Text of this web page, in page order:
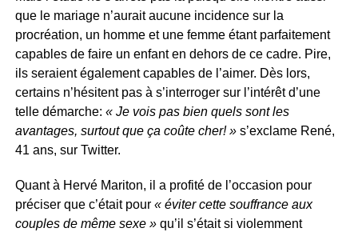
que le mariage n’aurait aucune incidence sur la
procréation, un homme et une femme étant parfaitement
capables de faire un enfant en dehors de ce cadre. Pire,
ils seraient également capables de l’aimer. Dès lors,
certains n’hésitent pas à s’interroger sur l’intérêt d’une
telle démarche: « Je vois pas bien quels sont les
avantages, surtout que ça coûte cher! » s’exclame René,
41 ans, sur Twitter.
Quant à Hervé Mariton, il a profité de l’occasion pour
préciser que c’était pour « éviter cette souffrance aux
couples de même sexe »qu’il s’était si violemment